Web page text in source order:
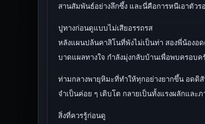
สานสัมพันธ์อย่างลึกซึ้ง และนี่คือการหนีเอาตัว
ปูทางก่อนดูแบบไม่เสียอรรถรส
หลังแผนปล้นคาสิโนที่พังไม่เป็นท่า สองพี่น้องอ
บาดแผลทางใจ กำลังมุ่งกลับบ้านเพื่อพบครอบค
ท่ามกลางพายุหิมะที่ทำให้ทุกอย่างยากขึ้น อดดิ
จำเป็นค่อย ๆ เติบโต กลายเป็นทั้งแรงผลักและ
สิ่งที่ควรรู้ก่อนดู